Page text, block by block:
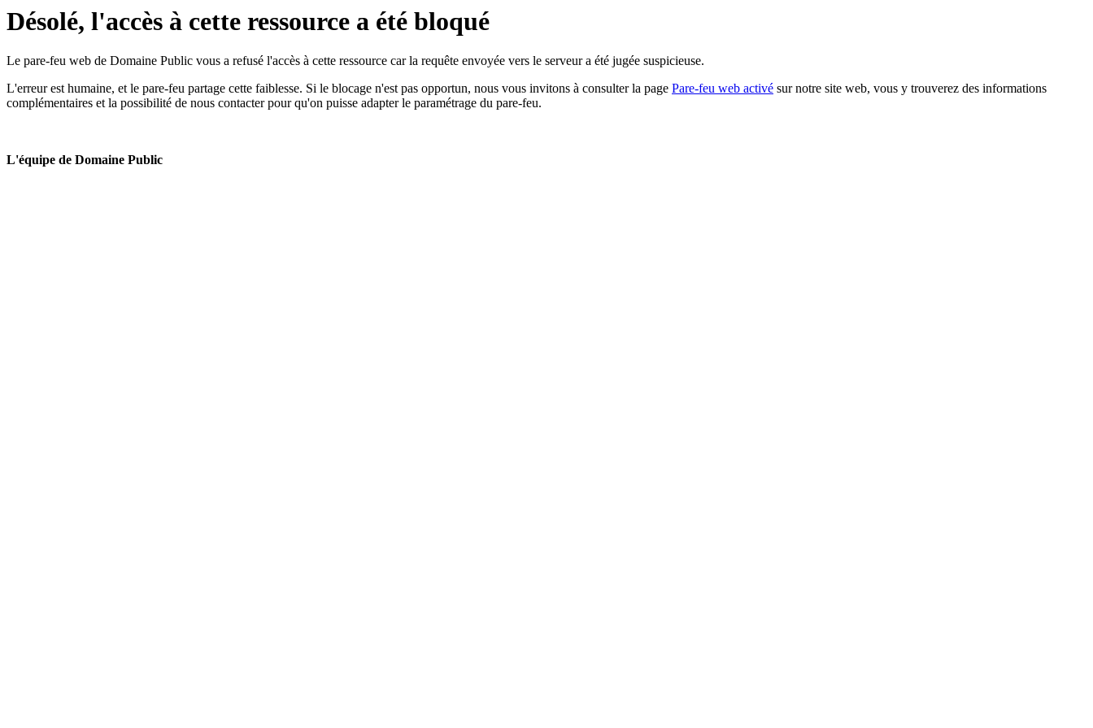
Désolé, l'accès à cette ressource a été bloqué
Le pare-feu web de Domaine Public vous a refusé l'accès à cette ressource car la requête envoyée vers le serveur a été jugée suspicieuse.
L'erreur est humaine, et le pare-feu partage cette faiblesse. Si le blocage n'est pas opportun, nous vous invitons à consulter la page Pare-feu web activé sur notre site web, vous y trouverez des informations
complémentaires et la possibilité de nous contacter pour qu'on puisse adapter le paramétrage du pare-feu.
L'équipe de Domaine Public